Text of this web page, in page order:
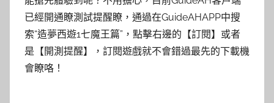
已經開通瞭測試提醒瞭，通過在GuideAHAPP中搜
索“造夢西遊1七魔王篇”，點擊右邊的【訂閱】或者
是【開測提醒】，訂閱遊戲就不會錯過最先的下載機
會瞭咯！